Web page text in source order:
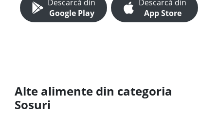
Descarcă din
Google Play
Descarcă din
App Store
Alte alimente din categoria
Sosuri